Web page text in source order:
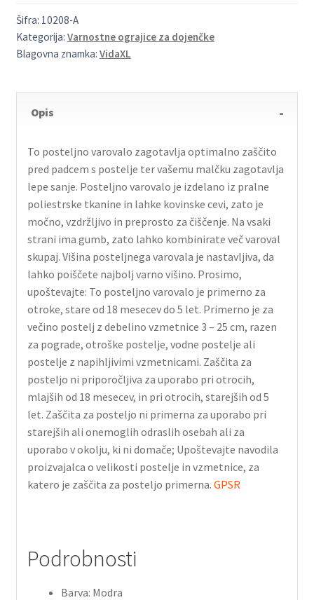
Šifra: 10208-A
Kategorija: Varnostne ograjice za dojenčke
Blagovna znamka: VidaXL
Opis
To posteljno varovalo zagotavlja optimalno zaščito
pred padcem s postelje ter vašemu malčku zagotavlja
lepe sanje. Posteljno varovalo je izdelano iz pralne
poliestrske tkanine in lahke kovinske cevi, zato je
močno, vzdržljivo in preprosto za čiščenje. Na vsaki
strani ima gumb, zato lahko kombinirate več varoval
skupaj. Višina posteljnega varovala je nastavljiva, da
lahko poiščete najbolj varno višino. Prosimo,
upoštevajte: To posteljno varovalo je primerno za
otroke, stare od 18 mesecev do 5 let. Primerno je za
večino postelj z debelino vzmetnice 3 – 25 cm, razen
za pograde, otroške postelje, vodne postelje ali
postelje z napihljivimi vzmetnicami. Zaščita za
posteljo ni priporočljiva za uporabo pri otrocih,
mlajših od 18 mesecev, in pri otrocih, starejših od 5
let. Zaščita za posteljo ni primerna za uporabo pri
starejših ali onemoglih odraslih osebah ali za
uporabo v okolju, ki ni domače; Upoštevajte navodila
proizvajalca o velikosti postelje in vzmetnice, za
katero je zaščita za posteljo primerna. GPSR
Podrobnosti
Barva: Modra